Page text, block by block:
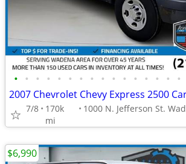
• • • • • • • • • • • • • • • •
2007 Chevrolet Chevy Express 2500
7/8
170k
mi
$6,990